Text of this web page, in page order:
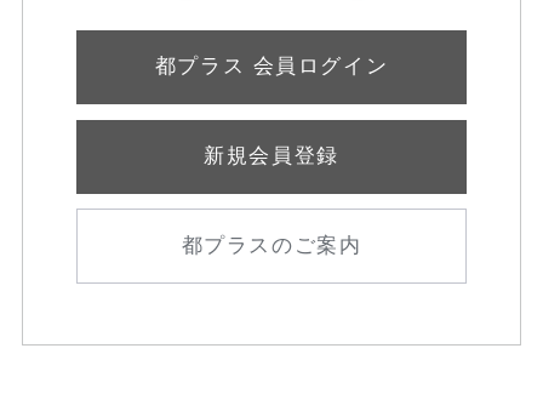
都プラス 会員ログイン
新規会員登録
都プラスのご案内